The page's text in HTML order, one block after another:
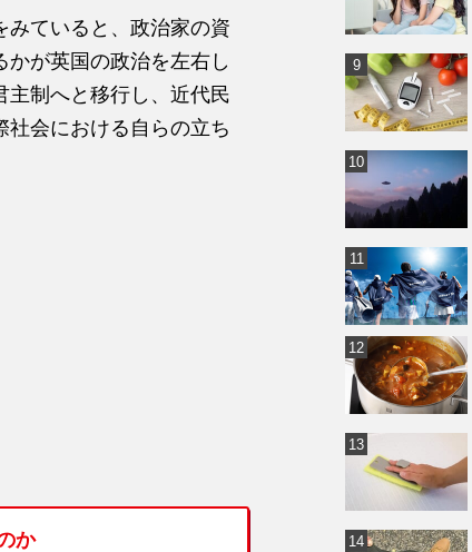
みていると、政治家の資
かが英国の政治を左右し
主制へと移行し、近代民
社会における自らの立ち
か